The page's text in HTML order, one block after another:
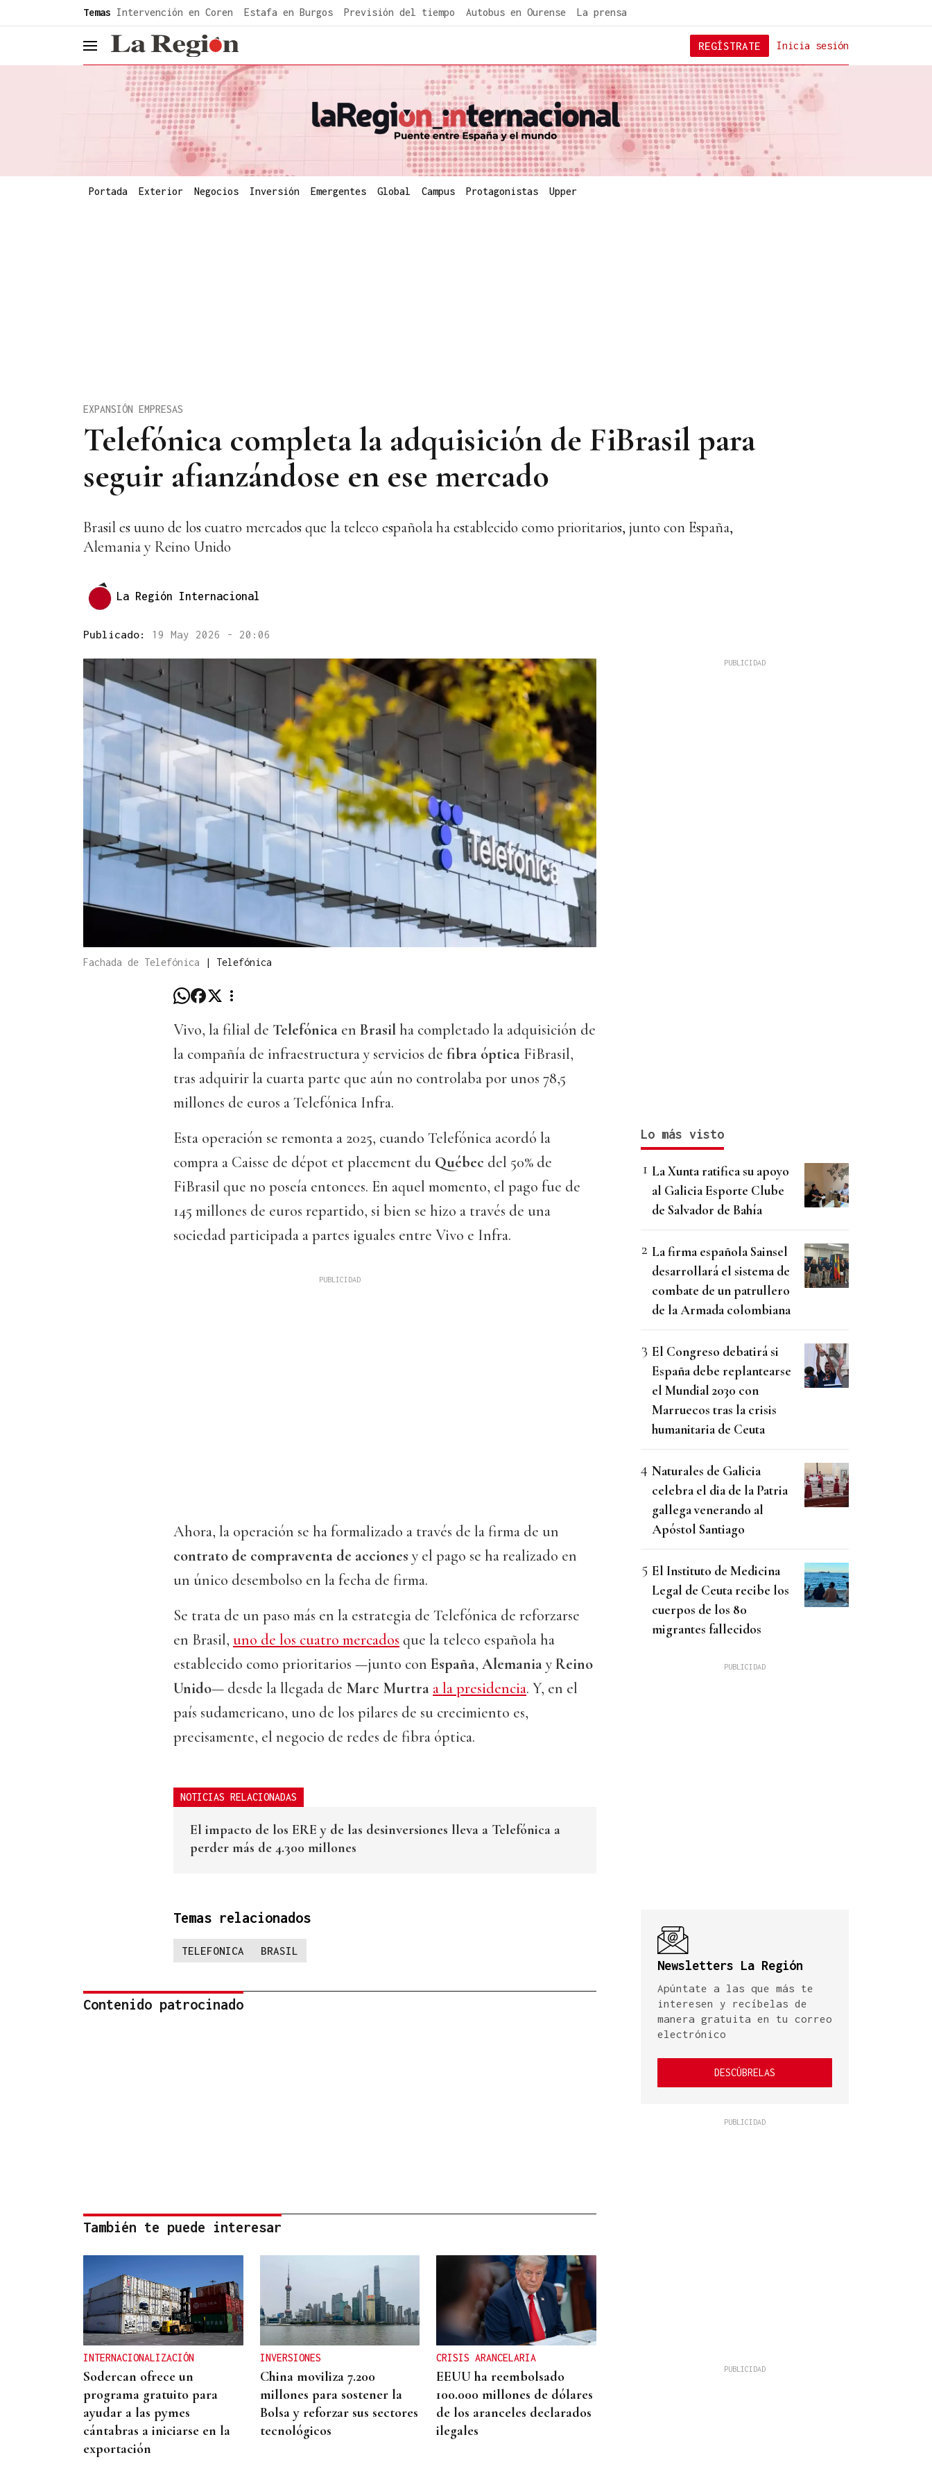
Temas Intervención en Coren Estafa en Burgos Previsión del tiempo Autobus en Ourense La prensa
header.menu.open Inicia sesión
REGÍSTRATE
Portada Exterior Negocios Inversión Emergentes Global Campus Protagonistas Upper
Telefónica completa la adquisición de FiBrasil para
seguir afianzándose en ese mercado
EXPANSIÓN EMPRESAS
Brasil es uuno de los cuatro mercados que la teleco española ha establecido como prioritarios, junto con España,
Alemania y Reino Unido
La Región Internacional
Publicado: 19 May 2026 - 20:06
Fachada de Telefónica | Telefónica
Vivo, la filial de Telefónica en Brasilha completado la adquisición de
la compañía de infraestructura y servicios de fibra óptica FiBrasil,
tras adquirir la cuarta parte que aún no controlaba por unos 78,5
millones de euros a Telefónica Infra.
Esta operación se remonta a 2025, cuando Telefónica acordó la
compra a Caisse de dépot et placement du Québec del 50% de
FiBrasil que no poseía entonces. En aquel momento, el pago fue de
145 millones de euros repartido, si bien se hizo a través de una
sociedad participada a partes iguales entre Vivo e Infra.
Ahora, la operación se ha formalizado a través de la firma de un
contrato de compraventa de acciones y el pago se ha realizado en
un único desembolso en la fecha de firma.
Se trata de un paso más en la estrategia de Telefónica de reforzarse
en Brasil, uno de los cuatro mercados que la teleco española ha
establecido como prioritarios —junto con España, AlemaniayReino
Unido— desde la llegada de Marc Murtra a la presidencia. Y, en el
país sudamericano, uno de los pilares de su crecimiento es,
precisamente, el negocio de redes de fibra óptica.
NOTICIAS RELACIONADAS
El impacto de los ERE y de las desinversiones lleva a Telefónica a
perder más de 4.300 millones
Temas relacionados
TELEFONICA BRASIL
Contenido patrocinado
También te puede interesar
INTERNACIONALIZACIÓN
Sodercan ofrece un
programa gratuito para
ayudar a las pymes
cántabras a iniciarse en la
exportación
INVERSIONES
China moviliza 7.200
millones para sostener la
Bolsa y reforzar sus sectores
tecnológicos
CRISIS ARANCELARIA
EEUU ha reembolsado
100.000 millones de dólares
de los aranceles declarados
ilegales
Lo más visto
La Xunta ratifica su apoyo
al Galicia Esporte Clube
de Salvador de Bahía
La firma española Sainsel
desarrollará el sistema de
combate de un patrullero
de la Armada colombiana
El Congreso debatirá si
España debe replantearse
el Mundial 2030 con
Marruecos tras la crisis
humanitaria de Ceuta
Naturales de Galicia
celebra el dia de la Patria
gallega venerando al
Apóstol Santiago
El Instituto de Medicina
Legal de Ceuta recibe los
cuerpos de los 80
migrantes fallecidos
Newsletters La Región
Apúntate a las que más te
interesen y recíbelas de
manera gratuita en tu correo
electrónico
DESCÚBRELAS